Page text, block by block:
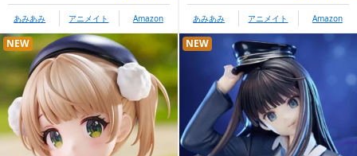
あみあみ アニメイト Amazon あみあみ アニメイト Amazon
NEW NEW